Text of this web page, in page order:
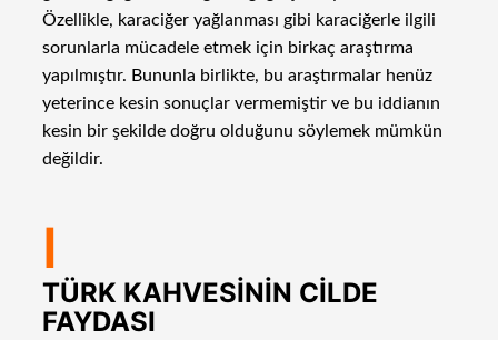
Özellikle, karaciğer yağlanması gibi karaciğerle ilgili
sorunlarla mücadele etmek için birkaç araştırma
yapılmıştır. Bununla birlikte, bu araştırmalar henüz
yeterince kesin sonuçlar vermemiştir ve bu iddianın
kesin bir şekilde doğru olduğunu söylemek mümkün
değildir.
I
TÜRK KAHVESİNİN CİLDE
FAYDASI